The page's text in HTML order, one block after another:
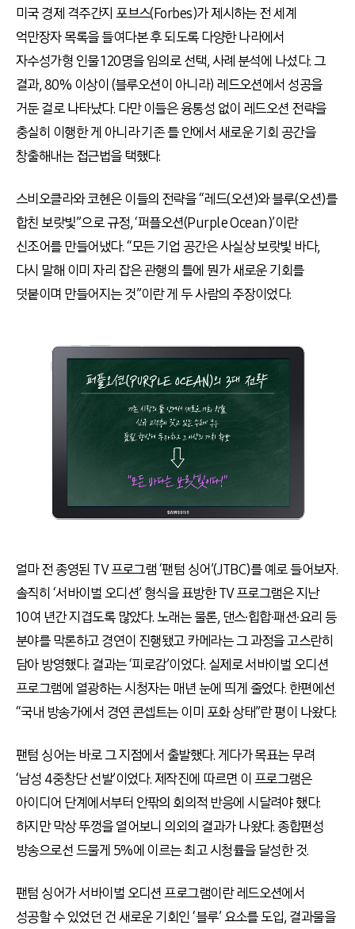
미국 경제 격주간지 포브스(Forbes)가 제시하는 전 세계
억만장자 목록을 들여다본 후 되도록 다양한 나라에서
자수성가형 인물 120명을 임의로 선택, 사례 분석에 나섰다. 그
결과, 80% 이상이 (블루오션이 아니라) 레드오션에서 성공을
거둔 걸로 나타났다. 다만 이들은 융통성 없이 레드오션 전략을
충실히 이행한 게 아니라 기존 틀 안에서 새로운 기회 공간을
창출해내는 접근법을 택했다.
스비오클라와 코헨은 이들의 전략을 “레드(오션)와 블루(오션)를
합친 보랏빛”으로 규정, ‘퍼플오션(Purple Ocean)’이란
신조어를 만들어냈다. “모든 기업 공간은 사실상 보랏빛 바다,
다시 말해 이미 자리 잡은 관행의 틀에 뭔가 새로운 기회를
덧붙이며 만들어지는 것”이란 게 두 사람의 주장이었다.
얼마 전 종영된 TV 프로그램 ‘팬텀 싱어’(JTBC)를 예로 들어보자.
솔직히 ‘서바이벌 오디션’ 형식을 표방한 TV 프로그램은 지난
10여 년간 지겹도록 많았다. 노래는 물론, 댄스∙힙합∙패션∙요리 등
분야를 막론하고 경연이 진행됐고 카메라는 그 과정을 고스란히
담아 방영했다. 결과는 ‘피로감’이었다. 실제로 서바이벌 오디션
프로그램에 열광하는 시청자는 매년 눈에 띄게 줄었다. 한편에선
“국내 방송가에서 경연 콘셉트는 이미 포화 상태”란 평이 나왔다.
팬텀 싱어는 바로 그 지점에서 출발했다. 게다가 목표는 무려
‘남성 4중창단 선발’이었다. 제작진에 따르면 이 프로그램은
아이디어 단계에서부터 안팎의 회의적 반응에 시달려야 했다.
하지만 막상 뚜껑을 열어보니 의외의 결과가 나왔다. 종합편성
방송으로선 드물게 5%에 이르는 최고 시청률을 달성한 것.
팬텀 싱어가 서바이벌 오디션 프로그램이란 레드오션에서
성공할 수 있었던 건 새로운 기회인 ‘블루’ 요소를 도입, 결과물을